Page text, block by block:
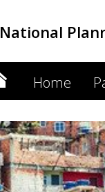
National
Home